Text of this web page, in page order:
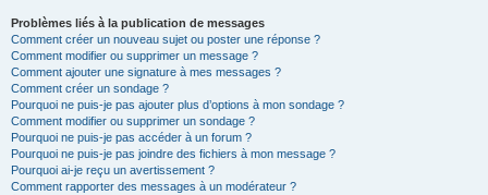
Problèmes liés à la publication de messages
Comment créer un nouveau sujet ou poster une réponse ?
Comment modifier ou supprimer un message ?
Comment ajouter une signature à mes messages ?
Comment créer un sondage ?
Pourquoi ne puis-je pas ajouter plus d’options à mon sondage ?
Comment modifier ou supprimer un sondage ?
Pourquoi ne puis-je pas accéder à un forum ?
Pourquoi ne puis-je pas joindre des fichiers à mon message ?
Pourquoi ai-je reçu un avertissement ?
Comment rapporter des messages à un modérateur ?